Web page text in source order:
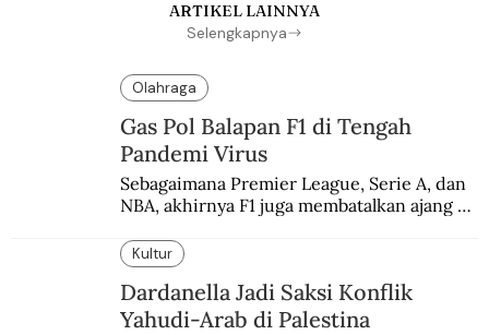
ARTIKEL LAINNYA
Selengkapnya
Olahraga
Gas Pol Balapan F1 di Tengah
Pandemi Virus
Sebagaimana Premier League, Serie A, dan
NBA, akhirnya F1 juga membatalkan ajang
enam dekade lampau.
Kultur
Dardanella Jadi Saksi Konflik
Yahudi-Arab di Palestina